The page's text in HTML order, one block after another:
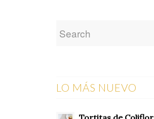
LO MÁS NUEVO